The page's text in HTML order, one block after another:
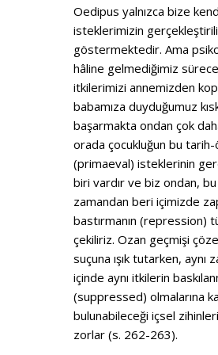
Oedipus yalnızca bize
isteklerimizin
göstermektedir. Ama
hâline gelmediğimiz
itkilerimizi annemizden
babamıza duyduğumuz
başarmakta ondan çok
orada çocukluğun bu
(primaeval) isteklerinin
biri vardır ve biz ondan,
zamandan beri içimizde
bastırmanın (repression)
çekiliriz. Ozan geçmişi
suçuna ışık tutarken, aynı
içinde aynı itkilerin
(suppressed) olmalarına
bulunabileceği içsel
zorlar (s. 262-263).